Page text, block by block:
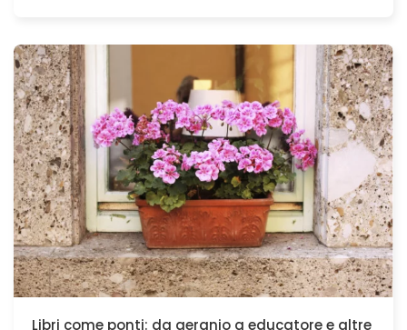
Libri come ponti: da geranio a educatore e altre